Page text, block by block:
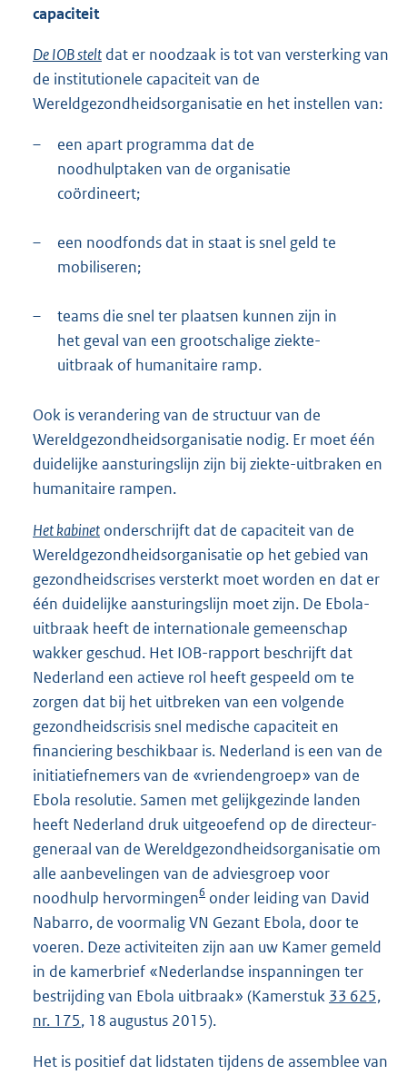
capaciteit
De IOB stelt dat er noodzaak is tot van versterking van
de institutionele capaciteit van de
Wereldgezondheidsorganisatie en het instellen van:
–
een apart programma dat de
noodhulptaken van de organisatie
coördineert;
–
een noodfonds dat in staat is snel geld te
mobiliseren;
–
teams die snel ter plaatsen kunnen zijn in
het geval van een grootschalige ziekte-
uitbraak of humanitaire ramp.
Ook is verandering van de structuur van de
Wereldgezondheidsorganisatie nodig. Er moet één
duidelijke aansturingslijn zijn bij ziekte-uitbraken en
humanitaire rampen.
Het kabinet onderschrijft dat de capaciteit van de
Wereldgezondheidsorganisatie op het gebied van
gezondheidscrises versterkt moet worden en dat er
één duidelijke aansturingslijn moet zijn. De Ebola-
uitbraak heeft de internationale gemeenschap
wakker geschud. Het IOB-rapport beschrijft dat
Nederland een actieve rol heeft gespeeld om te
zorgen dat bij het uitbreken van een volgende
gezondheidscrisis snel medische capaciteit en
financiering beschikbaar is. Nederland is een van de
initiatiefnemers van de «vriendengroep» van de
Ebola resolutie. Samen met gelijkgezinde landen
heeft Nederland druk uitgeoefend op de directeur-
generaal van de Wereldgezondheidsorganisatie om
alle aanbevelingen van de adviesgroep voor
noodhulp hervormingen6 onder leiding van David
Nabarro, de voormalig VN Gezant Ebola, door te
voeren. Deze activiteiten zijn aan uw Kamer gemeld
in de kamerbrief «Nederlandse inspanningen ter
bestrijding van Ebola uitbraak» (Kamerstuk 33 625,
nr. 175, 18 augustus 2015).
Het is positief dat lidstaten tijdens de assemblee van